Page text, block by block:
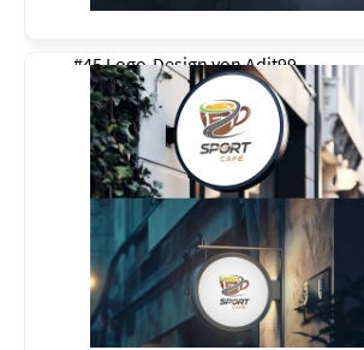
#45 Logo-Design vonAdit99